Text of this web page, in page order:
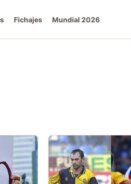
Fichajes Mundial 2026